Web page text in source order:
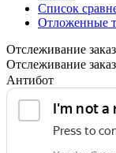
Список
Отложенные
Отслеживание
Отслеживание
Антибот